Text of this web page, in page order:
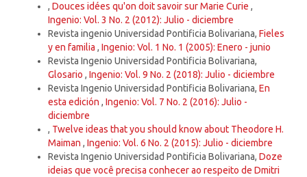
, Douces idées qu'on doit savoir sur Marie Curie ,
Ingenio: Vol. 3 No. 2 (2012): Julio - diciembre
Revista ingenio Universidad Pontificia Bolivariana, Fieles
y en familia , Ingenio: Vol. 1 No. 1 (2005): Enero - junio
Revista Ingenio Universidad Pontificia Bolivariana,
Glosario , Ingenio: Vol. 9 No. 2 (2018): Julio - diciembre
Revista Ingenio Universidad Pontificia Bolivariana, En
esta edición , Ingenio: Vol. 7 No. 2 (2016): Julio -
diciembre
, Twelve ideas that you should know about Theodore H.
Maiman , Ingenio: Vol. 6 No. 2 (2015): Julio - diciembre
Revista Ingenio Universidad Pontificia Bolivariana, Doze
ideias que você precisa conhecer ao respeito de Dmitri